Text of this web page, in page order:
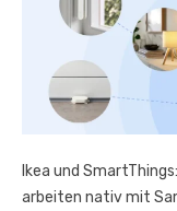
Ikea und
arbeiten nativ mit